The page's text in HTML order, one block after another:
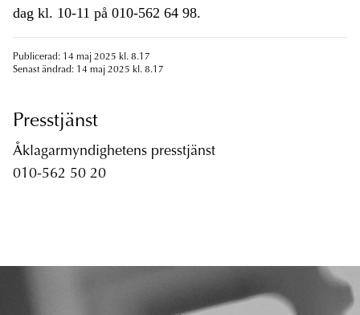
dag kl. 10-11 på 010-562 64 98.
Publicerad: 14 maj 2025 kl. 8.17
Senast ändrad: 14 maj 2025 kl. 8.17
Presstjänst
Åklagarmyndighetens presstjänst
010-562 50 20